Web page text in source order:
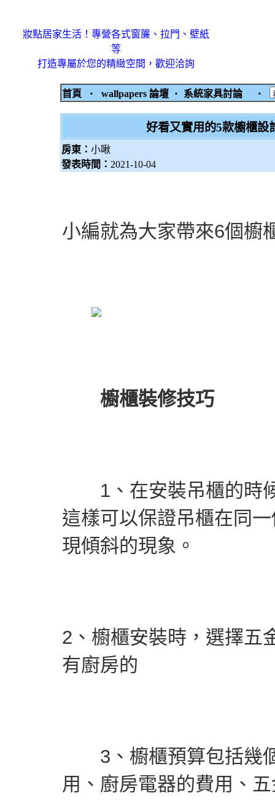
妝點居家生活！專營各式窗簾、拉門、壁紙
等
打造專屬於您的精緻空間，歡迎洽詢
首頁 ‧ wallpapers 論壇 ‧ 系統家具討論 ‧
好看又實用的5款櫥櫃設
房東： 小啾
發表時間： 2021-10-04
小編就為大家帶來6個櫥
櫥櫃裝修技巧
1、在安裝吊櫃的時候
這樣可以保證吊櫃在同
現傾斜的現象。
2、櫥櫃安裝時，選擇五
有廚房的
3、櫥櫃預算包括幾個
用、廚房電器的費用、